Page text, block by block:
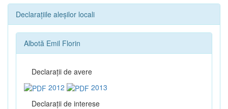
Declarațiile aleșilor locali
Albotă Emil Florin
Declaraţii de avere
2012
2013
Declaraţii de interese